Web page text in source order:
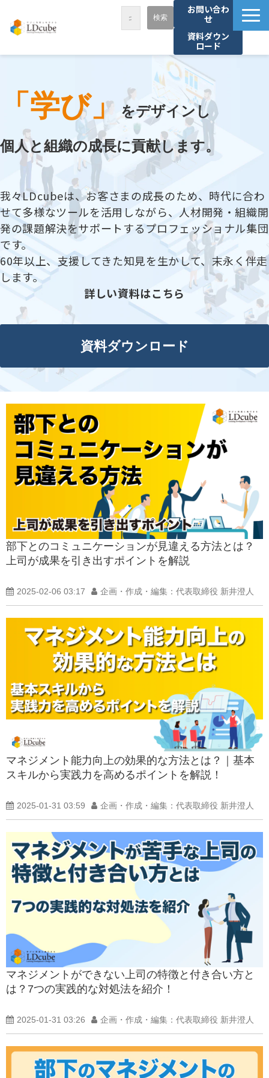
お問い合わ
せ
資料ダウン
ロード
LDcubeが選ばれる理由
サービス一覧
課題から探す
事例紹介
セミナー・講座
お役立ち情報
資料ダウンロード
パートナー募集
「学び」 をデザインし
個人と組織の成長に貢献します。
我々LDcubeは、お客さまの成長のため、時代に合わ
せて多様なツールを活用しながら、人材開発・組織開
発の課題解決をサポートするプロフェッショナル集団
です。
60年以上、支援してきた知見を生かして、末永く伴走
します。
詳しい資料はこちら
資料ダウンロード
部下とのコミュニケーションが見違える方法とは？
上司が成果を引き出すポイントを解説
2025-02-06 03:17 企画・作成・編集：代表取締役 新井澄人
マネジメント能力向上の効果的な方法とは？｜基本
スキルから実践力を高めるポイントを解説！
2025-01-31 03:59 企画・作成・編集：代表取締役 新井澄人
マネジメントができない上司の特徴と付き合い方と
は？7つの実践的な対処法を紹介！
2025-01-31 03:26 企画・作成・編集：代表取締役 新井澄人